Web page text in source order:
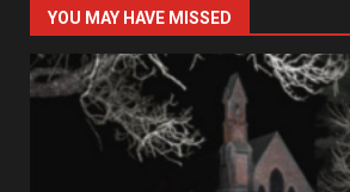
YOU MAY HAVE MISSED